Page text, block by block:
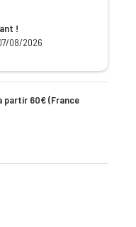
!
08/2026
partir 60€ (France